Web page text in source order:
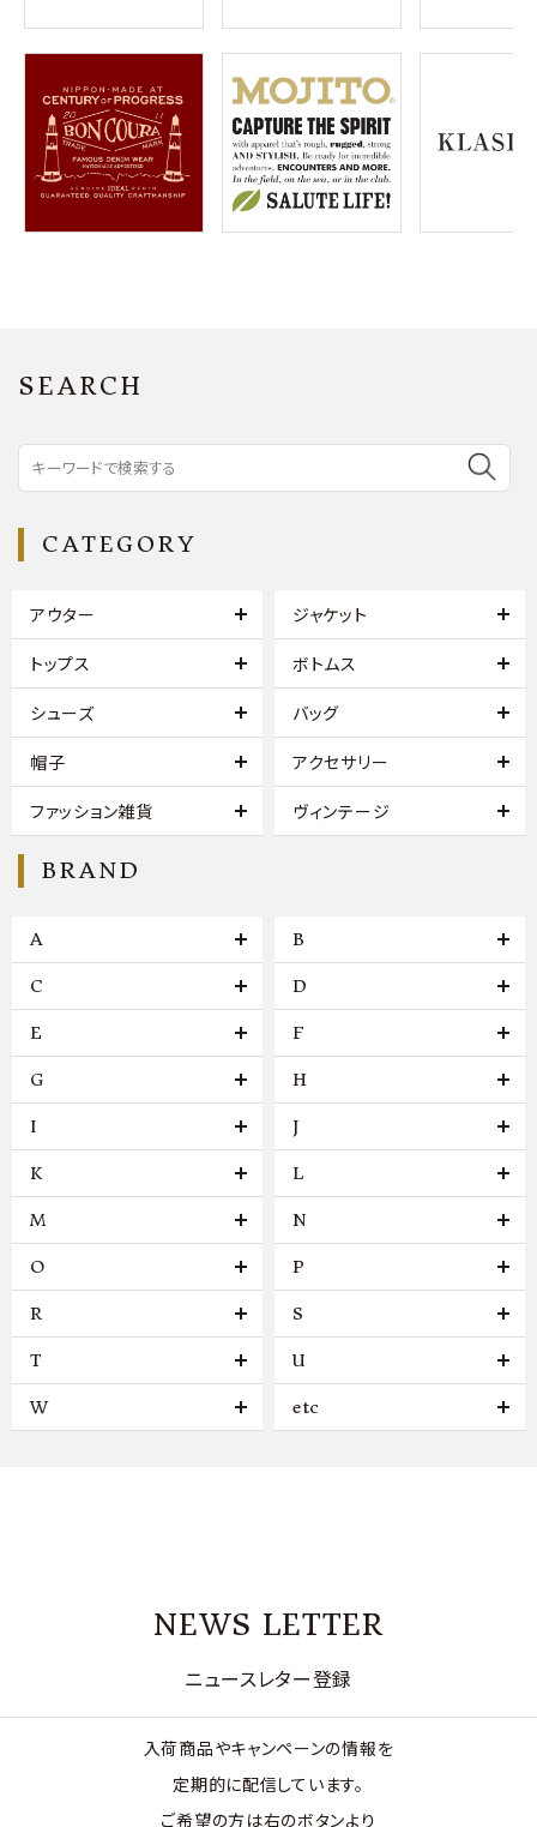
meeting_room ログイン 会員登録
SEARCH
CATEGORY
アウター ジャケット
トップス ボトムス
シューズ バッグ
帽子 アクセサリー
ファッション雑貨 ヴィンテージ
BRAND
A B
C D
E F
G H
I J
K L
M N
O P
R S
T U
W etc
NEWS LETTER
ニュースレター登録
入荷商品やキャンペーンの情報を
定期的に配信しています。
ご希望の方は右のボタンより